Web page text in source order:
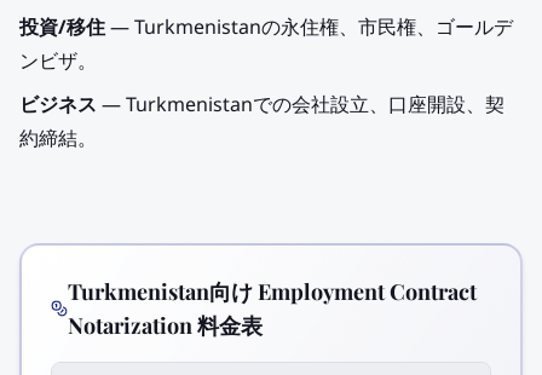
投資/移住— Turkmenistanの永住権、市民権、ゴールデ
ンビザ。
ビジネス — Turkmenistanでの会社設立、口座開設、契
約締結。
Turkmenistan向け Employment Contract
Notarization 料金表